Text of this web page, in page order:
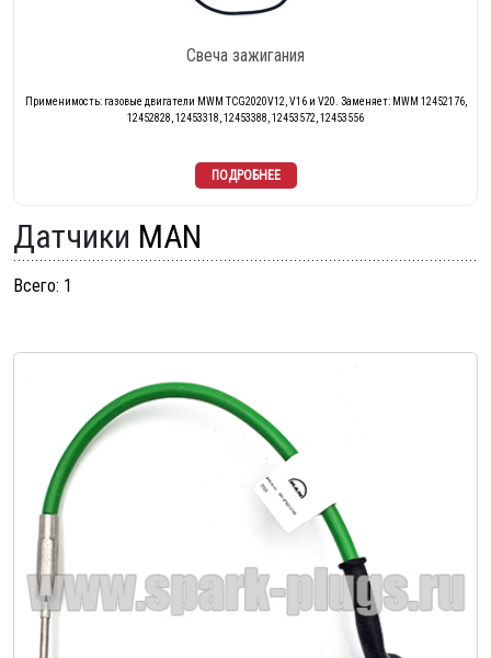
Свеча зажигания
Применимость: газовые двигатели MWM TCG2020V12, V16 и V20. Заменяет: MWM 12452176,
12452828, 12453318, 12453388, 12453572, 12453556
Датчики MAN
Всего: 1